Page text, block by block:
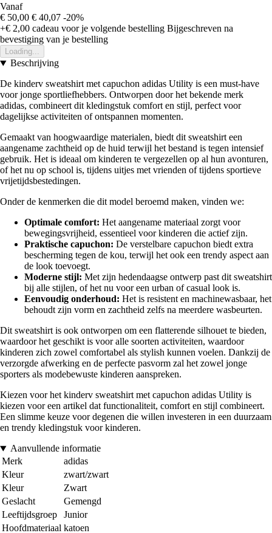
Vanaf
€ 50,00 € 40,07 -20%
+€ 2,00 cadeau voor je volgende bestelling Bijgeschreven na
bevestiging van je bestelling
Loading...
Beschrijving
De kinderv sweatshirt met capuchon adidas Utility is een must-have
voor jonge sportliefhebbers. Ontworpen door het bekende merk
adidas, combineert dit kledingstuk comfort en stijl, perfect voor
dagelijkse activiteiten of ontspannen momenten.
Gemaakt van hoogwaardige materialen, biedt dit sweatshirt een
aangename zachtheid op de huid terwijl het bestand is tegen intensief
gebruik. Het is ideaal om kinderen te vergezellen op al hun avonturen,
of het nu op school is, tijdens uitjes met vrienden of tijdens sportieve
vrijetijdsbestedingen.
Onder de kenmerken die dit model beroemd maken, vinden we:
Optimale comfort: Het aangename materiaal zorgt voor
bewegingsvrijheid, essentieel voor kinderen die actief zijn.
Praktische capuchon: De verstelbare capuchon biedt extra
bescherming tegen de kou, terwijl het ook een trendy aspect aan
de look toevoegt.
Moderne stijl: Met zijn hedendaagse ontwerp past dit sweatshirt
bij alle stijlen, of het nu voor een urban of casual look is.
Eenvoudig onderhoud: Het is resistent en machinewasbaar, het
behoudt zijn vorm en zachtheid zelfs na meerdere wasbeurten.
Dit sweatshirt is ook ontworpen om een flatterende silhouet te bieden,
waardoor het geschikt is voor alle soorten activiteiten, waardoor
kinderen zich zowel comfortabel als stylish kunnen voelen. Dankzij de
verzorgde afwerking en de perfecte pasvorm zal het zowel jonge
sporters als modebewuste kinderen aanspreken.
Kiezen voor het kinderv sweatshirt met capuchon adidas Utility is
kiezen voor een artikel dat functionaliteit, comfort en stijl combineert.
Een slimme keuze voor degenen die willen investeren in een duurzaam
en trendy kledingstuk voor kinderen.
Aanvullende informatie
Merk
adidas
Kleur
zwart/zwart
Kleur
Zwart
Geslacht
Gemengd
Leeftijdsgroep
Junior
Hoofdmateriaal katoen